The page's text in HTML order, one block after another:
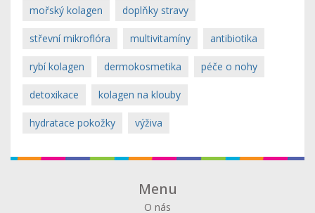
mořský kolagen doplňky stravy
střevní mikroflóra multivitamíny antibiotika
rybí kolagen dermokosmetika péče o nohy
detoxikace kolagen na klouby
hydratace pokožky výživa
Menu
O nás